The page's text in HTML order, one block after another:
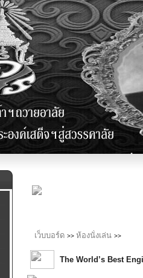
เว็บบอร์ด >> ห้องนั่งเล่น >>
The World’s Best